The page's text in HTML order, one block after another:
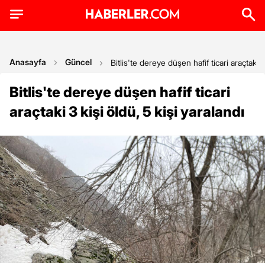
Anasayfa Güncel Bitlis'te dereye düşen hafif ticari araçtaki
Bitlis'te dereye düşen hafif ticari
araçtaki 3 kişi öldü, 5 kişi yaralandı